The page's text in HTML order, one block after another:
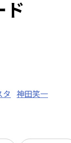
ド
タ 神田笑一